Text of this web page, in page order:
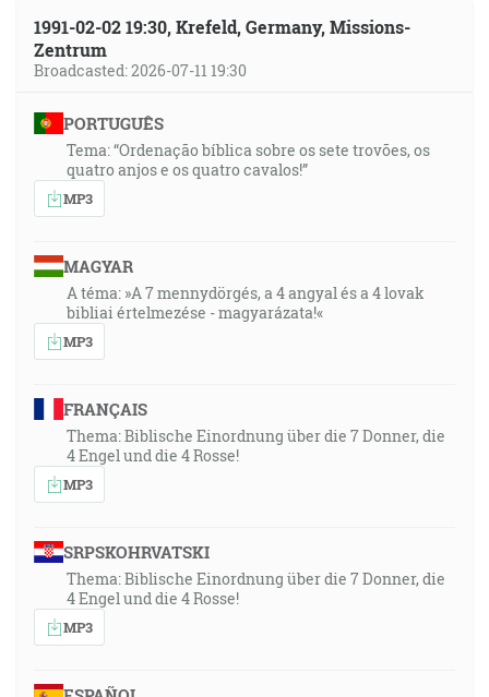
1991-02-02 19:30, Krefeld, Germany, Missions-
Zentrum
Broadcasted: 2026-07-11 19:30
PORTUGUÊS
Tema: “Ordenação bíblica sobre os sete trovões, os
quatro anjos e os quatro cavalos!”
MP3
MAGYAR
A téma: »A 7 mennydörgés, a 4 angyal és a 4 lovak
bibliai értelmezése - magyarázata!«
MP3
FRANÇAIS
Thema: Biblische Einordnung über die 7 Donner, die
4 Engel und die 4 Rosse!
MP3
SRPSKOHRVATSKI
Thema: Biblische Einordnung über die 7 Donner, die
4 Engel und die 4 Rosse!
MP3